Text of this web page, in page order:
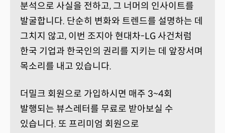
분석으로 사실을 전하고, 그 너머의 인사이트를
발굴합니다. 단순히 변화와 트렌드를 설명하는 데
그치지 않고, 이번 조지아 현대차-LG 사건처럼
한국 기업과 한국인의 권리를 지키는 데 앞장서며
목소리를 내고 있습니다.
더밀크 회원으로 가입하시면 매주 3~4회
발행되는 뷰스레터를 무료로 받아보실 수
있습니다. 또 프리미엄 회원으로